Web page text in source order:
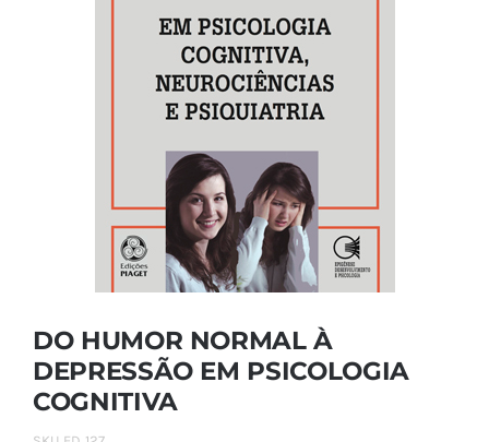
DO HUMOR NORMAL À
DEPRESSÃO EM PSICOLOGIA
COGNITIVA